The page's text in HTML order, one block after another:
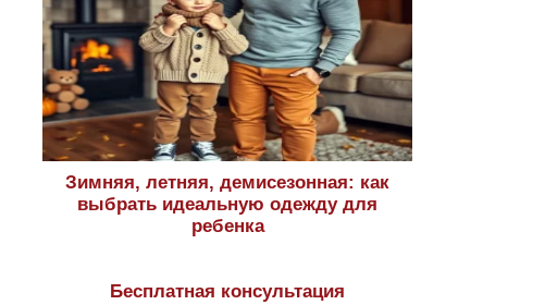
Зимняя, летняя, демисезонная: как
выбрать идеальную одежду для
ребенка
Бесплатная консультация